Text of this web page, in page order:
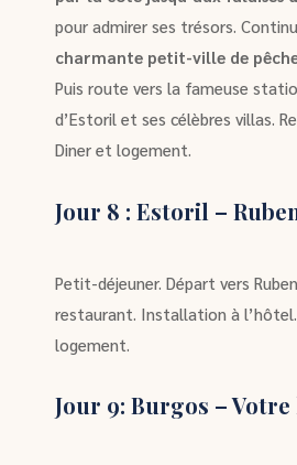
pour admirer ses trésors.
charmante petit-ville de
Puis route vers la fameuse
d’Estoril et ses célèbres villas.
Diner et logement.
Jour 8 : Estoril –
Petit-déjeuner. Départ vers
restaurant. Installation à
logement.
Jour 9: Burgos –